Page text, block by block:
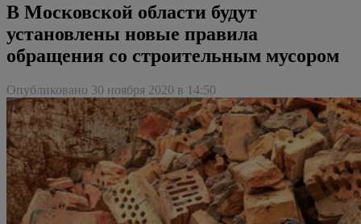
В Московской области будут
установлены новые правила
обращения со строительным мусором
Опубликовано 30 ноября 2020 в 14:50